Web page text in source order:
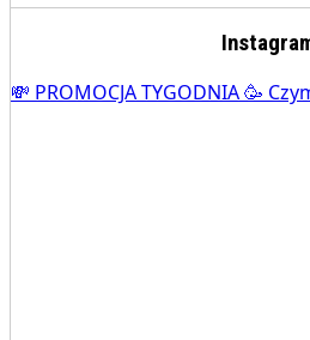
💸 PROMOCJA TYGODNIA 🥳